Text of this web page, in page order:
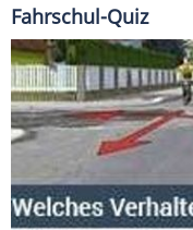
Fahrschul-Quiz